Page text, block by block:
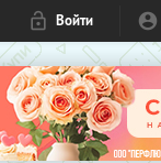
Войти